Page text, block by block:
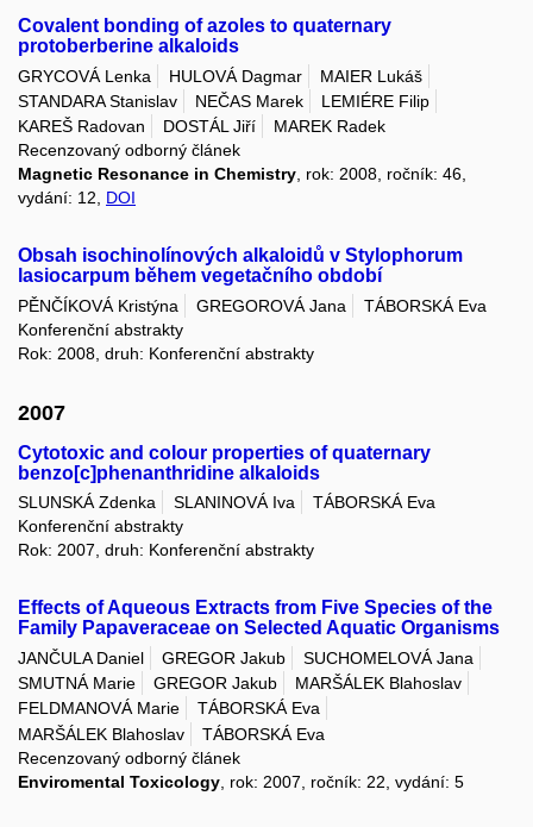
Covalent bonding of azoles to quaternary
protoberberine alkaloids
GRYCOVÁ Lenka HULOVÁ Dagmar
MAIER Lukáš
STANDARA Stanislav
NEČAS Marek
LEMIÉRE Filip
KAREŠ Radovan
DOSTÁL Jiří
MAREK Radek
Recenzovaný odborný článek
Magnetic Resonance in Chemistry, rok: 2008, ročník: 46,
vydání: 12, DOI
Obsah isochinolínových alkaloidů v Stylophorum
lasiocarpum během vegetačního období
PĚNČÍKOVÁ Kristýna GREGOROVÁ Jana
TÁBORSKÁ Eva
Konferenční abstrakty
Rok: 2008, druh: Konferenční abstrakty
2007
Cytotoxic and colour properties of quaternary
benzo[c]phenanthridine alkaloids
SLUNSKÁ Zdenka SLANINOVÁ Iva
TÁBORSKÁ Eva
Konferenční abstrakty
Rok: 2007, druh: Konferenční abstrakty
Effects of Aqueous Extracts from Five Species of the
Family Papaveraceae on Selected Aquatic Organisms
JANČULA Daniel GREGOR Jakub
SUCHOMELOVÁ Jana
SMUTNÁ Marie
GREGOR Jakub
MARŠÁLEK Blahoslav
FELDMANOVÁ Marie
TÁBORSKÁ Eva
MARŠÁLEK Blahoslav
TÁBORSKÁ Eva
Recenzovaný odborný článek
Enviromental Toxicology , rok: 2007, ročník: 22, vydání: 5